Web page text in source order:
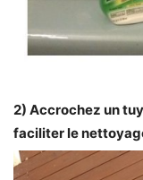
2) Accrochez un
faciliter le